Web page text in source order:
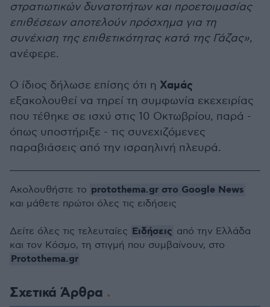
στρατιωτικών δυνατοτήτων και προετοιμασίας
επιθέσεων αποτελούν πρόσχημα για τη
συνέχιση της επιθετικότητας κατά της Γάζας»,
ανέφερε.
Ο ίδιος δήλωσε επίσης ότι η Χαμάς
εξακολουθεί να τηρεί τη συμφωνία εκεχειρίας
που τέθηκε σε ισχύ στις 10 Οκτωβρίου, παρά -
όπως υποστήριξε - τις συνεχιζόμενες
παραβιάσεις από την ισραηλινή πλευρά.
Σχετικά Άρθρα
Ακολουθήστε το protothema.gr στο Google News
και μάθετε πρώτοι όλες τις ειδήσεις
Δείτε όλες τις τελευταίες Ειδήσεις από την Ελλάδα
και τον Κόσμο, τη στιγμή που συμβαίνουν, στο
Protothema.gr